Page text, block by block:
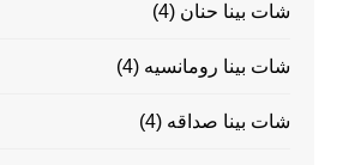
شات بينا حنان (4)
شات بينا رومانسيه (4)
شات بينا صداقه (4)